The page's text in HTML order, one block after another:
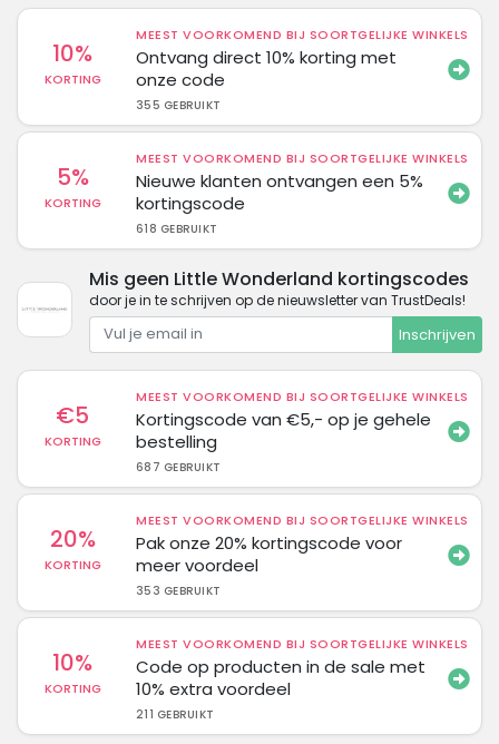
10%
KORTING
MEEST VOORKOMEND BIJ SOORTGELIJKE WINKELS
Ontvang direct 10% korting met
onze code
355 GEBRUIKT
5%
KORTING
MEEST VOORKOMEND BIJ SOORTGELIJKE WINKELS
Nieuwe klanten ontvangen een 5%
kortingscode
618 GEBRUIKT
Mis geen Little Wonderland kortingscodes
door je in te schrijven op de nieuwsletter van TrustDeals!
Inschrijven
€5
KORTING
MEEST VOORKOMEND BIJ SOORTGELIJKE WINKELS
Kortingscode van €5,- op je gehele
bestelling
687 GEBRUIKT
20%
KORTING
MEEST VOORKOMEND BIJ SOORTGELIJKE WINKELS
Pak onze 20% kortingscode voor
meer voordeel
353 GEBRUIKT
10%
KORTING
MEEST VOORKOMEND BIJ SOORTGELIJKE WINKELS
Code op producten in de sale met
10% extra voordeel
211 GEBRUIKT